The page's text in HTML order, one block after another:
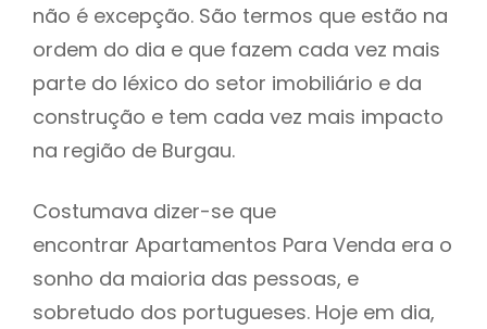
não é excepção. São termos que estão na
ordem do dia e que fazem cada vez mais
parte do léxico do setor imobiliário e da
construção e tem cada vez mais impacto
na região de Burgau.
Costumava dizer-se que
encontrar Apartamentos Para Venda era o
sonho da maioria das pessoas, e
sobretudo dos portugueses. Hoje em dia,